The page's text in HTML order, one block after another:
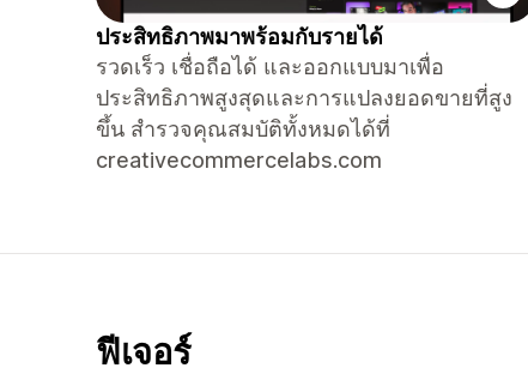
ประสิทธิภาพมาพร้อมกับรายได้
รวดเร็ว เชื่อถือได้ และออกแบบมาเพื่อ
ประสิทธิภาพสูงสุดและการแปลงยอดขายที่สูง
ขึ้น สำรวจคุณสมบัติทั้งหมดได้ที่
creativecommercelabs.com
ฟีเจอร์